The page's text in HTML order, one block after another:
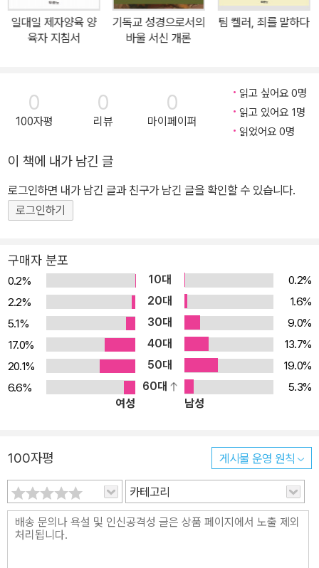
자 하는 그리스도인에게 귀중한 길잡이가 될 것이다. 한 그리스도인
이 한 사람에게 예수님을 전하고, 그가 구원의 확신을 얻고 말씀을 토
구원의 확신은 물론 신앙의 틀을 확고히 세워 준다. · 말씀을 토대로
균형 잡힌 신앙생활을 하도록 돕는다. · 양육자와 동반자가 함께 성장
일대일 제자양육 양
육자 지침서
기독교 성경으로서의
바울 서신 개론
팀 켈러, 죄를 말하다
0
100자평
0
리뷰
0
마이페이퍼
읽고 싶어요 0명
읽고 있어요 1명
읽었어요 0명
이 책에 내가 남긴 글
로그인하면 내가 남긴 글과 친구가 남긴 글을 확인할 수 있습니다.
로그인하기
구매자 분포
0.2% 10대
0.2%
2.2%
20대
1.6%
5.1%
30대
9.0%
17.0%
40대
13.7%
20.1%
50대
19.0%
6.6%
60대
5.3%
여성
남성
100자평 게시물 운영 원칙
카테고리